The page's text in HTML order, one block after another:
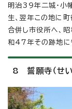
明治39年二城・小
生、翌年この地に
合併し市役所へ、
和47年その跡地に
8 誓願寺（せい